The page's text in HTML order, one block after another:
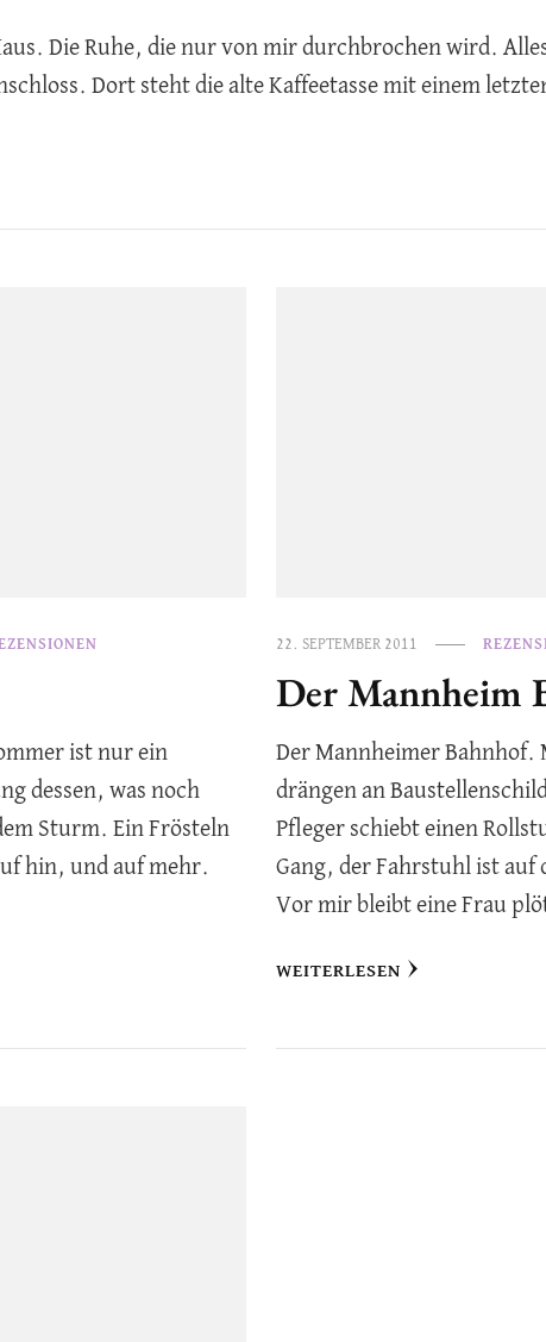
Die Ruhe, die nur von mir durchbrochen wird.
Dort steht die alte Kaffeetasse mit einem
ist nur ein
dessen, was noch
Sturm. Ein Frösteln
hin, und auf mehr.
22. SEPTEMBER 2011
Der Mannheim
Der Mannheimer Bahnhof.
drängen an
Pfleger schiebt einen
Gang, der Fahrstuhl ist auf
Vor mir bleibt eine Frau
WEITERLESEN